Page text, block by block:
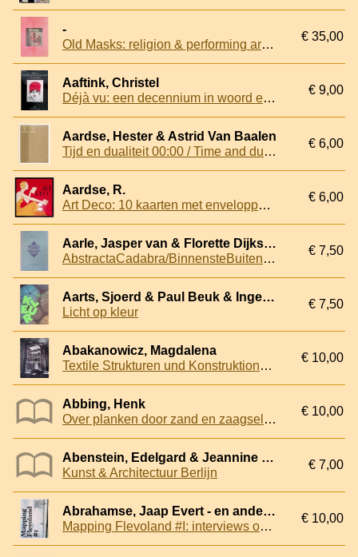
-
Old Masks: religion & performing arts: special exhibition
€ 35,00
Aaftink, Christel
Déjà vu: een decennium in woord en beeld
€ 9,00
Aardse, Hester & Astrid Van Baalen
Tijd en dualiteit 00:00 / Time and duality 00:00
€ 6,00
Aardse, R.
Art Deco: 10 kaarten met enveloppen / Art Deco: 10 careds with envelopes
€ 6,00
Aarle, Jasper van & Florette Dijkstra
AbstractaCadabra/BinnensteBuiten: boekwerk in wording
€ 7,50
Aarts, Sjoerd & Paul Beuk & Inge Davis & Wim Dijkman - e.a.
Licht op kleur
€ 7,50
Abakanowicz, Magdalena
Textile Strukturen und Konstruktionen, Environments
€ 10,00
Abbing, Henk
Over planken door zand en zaagsel . . . een weg = Over boards, through sand and sawdust ... a way
€ 10,00
Abenstein, Edelgard & Jeannine Fiedler
Kunst & Architectuur Berlijn
€ 7,00
Abrahamse, Jaap Evert - en anderen
Mapping Flevoland #I: interviews over het landschap, de hedendaagse kunst, de architectuur & het erfgoed van Flevoland
€ 10,00